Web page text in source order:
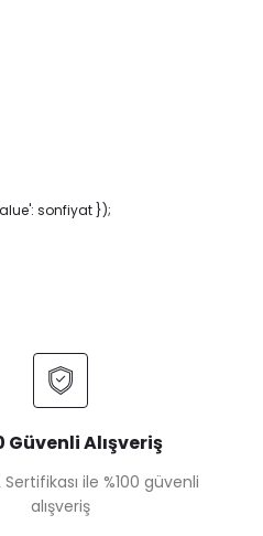
sonfiyat });
Güvenli Alışveriş
Sertifikası ile %100 güvenli
alışveriş